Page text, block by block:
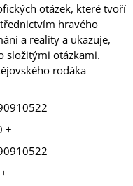
otázek, které tvoří
hravého
a reality a ukazuje,
složitými otázkami.
rodáka
+